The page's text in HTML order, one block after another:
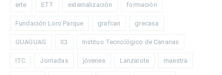
erte ETT externalización formación
Fundación Loro Parque grafcan grecasa
GUAGUAS ICI Instituo Tecnológico de Canarias
ITC Jornadas jóvenes Lanzarote maestra